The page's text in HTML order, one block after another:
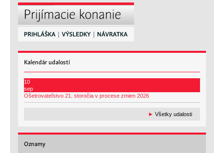
Kalendárudalostí
10
sep
Ošetrovateľstvo 21. storočia v procese zmien 2026
► Všetky udalosti
Oznamy